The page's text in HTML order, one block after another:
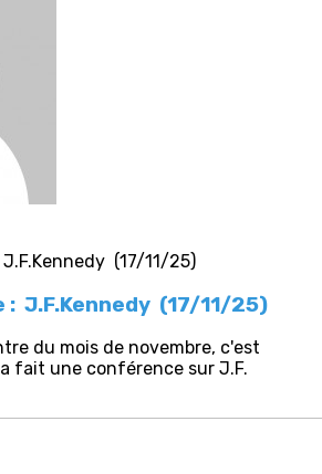
J.F.Kennedy (17/11/25)
du mois de novembre, c'est
fait une conférence sur J.F.